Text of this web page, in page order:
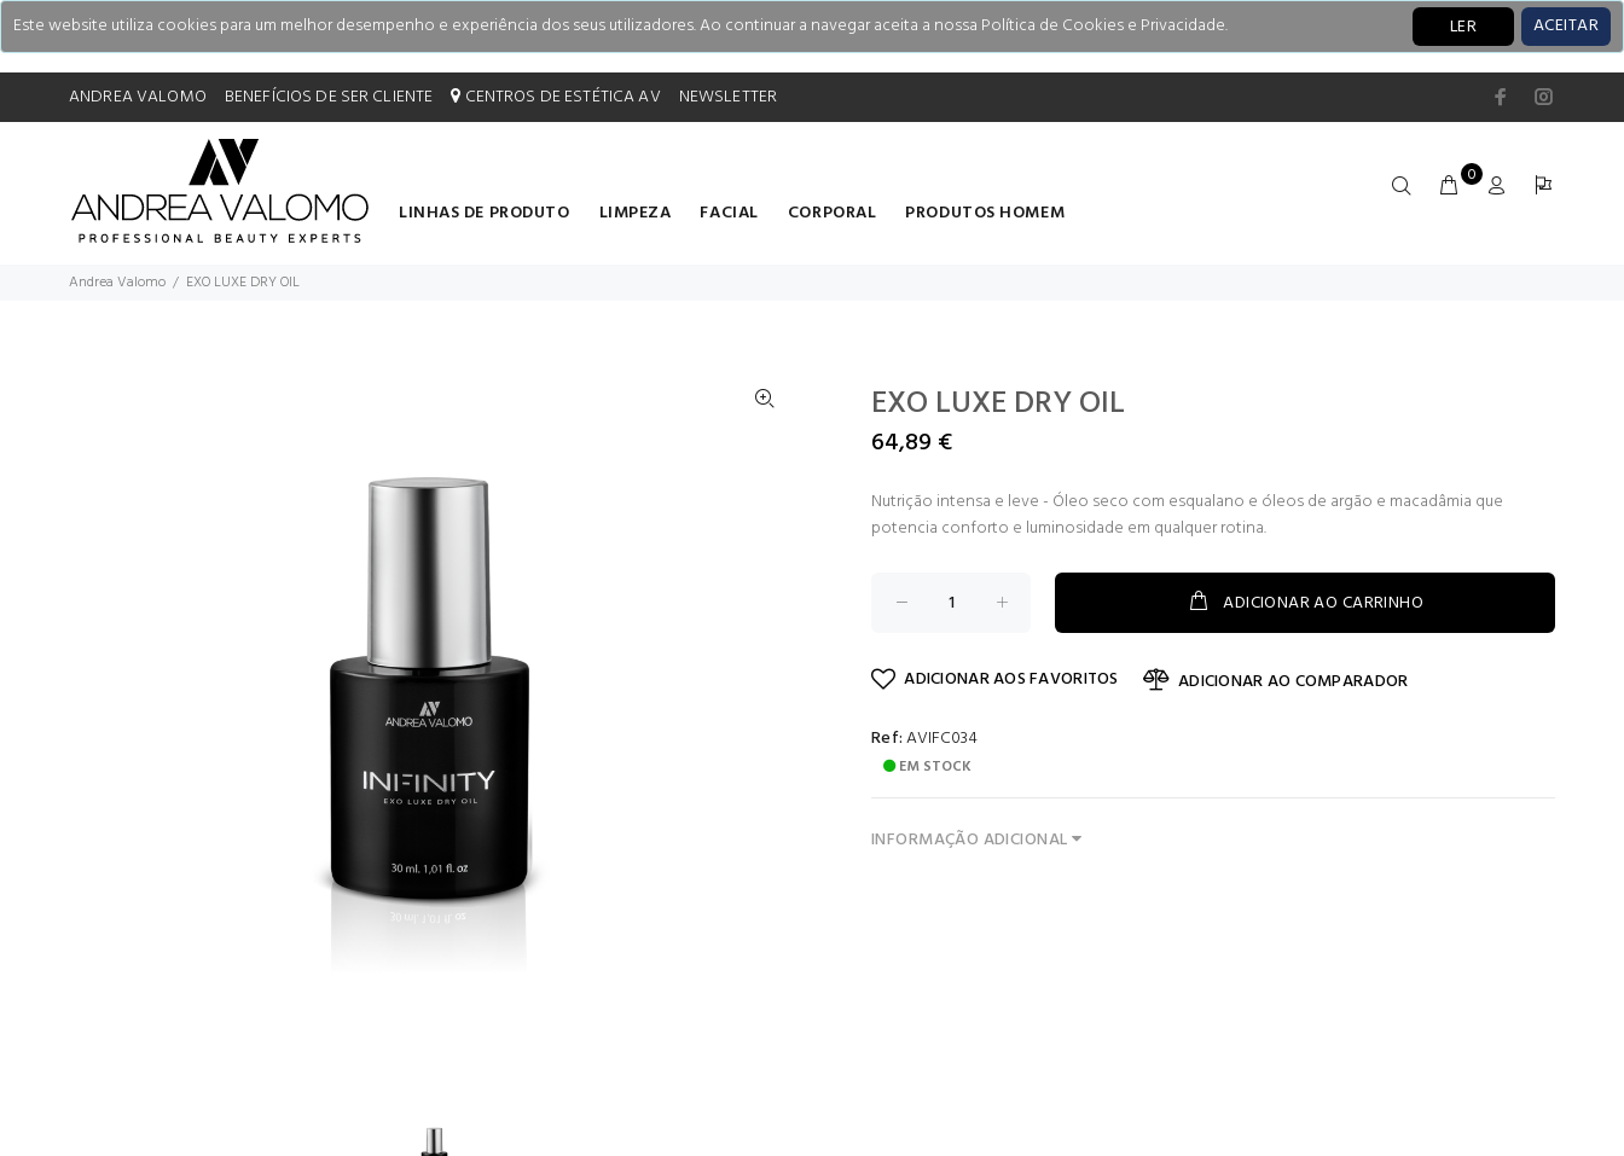
Este website utiliza cookies para um melhor desempenho e experiência dos seus utilizadores. Ao continuar a navegar aceita a nossa Política de Cookies e Privacidade. LER ACEITAR
ANDREA VALOMO BENEFÍCIOS DE SER CLIENTE CENTROS DE ESTÉTICA AV NEWSLETTER
LINHAS DE PRODUTO LIMPEZA FACIAL CORPORAL PRODUTOS HOMEM
0
Andrea Valomo EXO LUXE DRY OIL
EXO LUXE DRY OIL
64,89 €
Nutrição intensa e leve - Óleo seco com esqualano e óleos de argão e macadâmia que
potencia conforto e luminosidade em qualquer rotina.
ADICIONAR AO CARRINHO
ADICIONAR AOS FAVORITOS ADICIONAR AO COMPARADOR
Ref:AVIFC034
EM STOCK
INFORMAÇÃO ADICIONAL